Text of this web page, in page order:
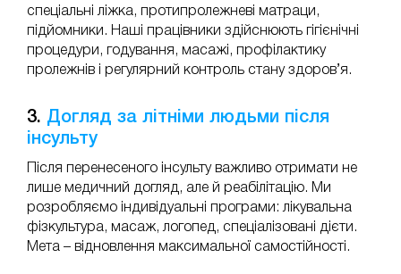
спеціальні ліжка, протипролежневі матраци,
підйомники. Наші працівники здійснюють гігієнічні
процедури, годування, масажі, профілактику
пролежнів і регулярний контроль стану здоров’я.
3. Догляд за літніми людьми після
інсульту
Після перенесеного інсульту важливо отримати не
лише медичний догляд, але й реабілітацію. Ми
розробляємо індивідуальні програми: лікувальна
фізкультура, масаж, логопед, спеціалізовані дієти.
Мета – відновлення максимальної самостійності.